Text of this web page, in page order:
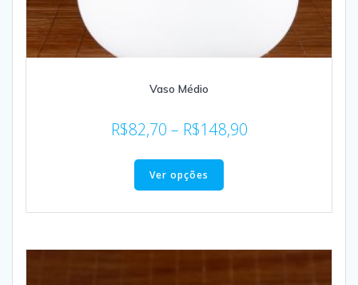
Vaso Médio
R$82,70 – R$148,90
Ver opções